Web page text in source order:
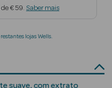
€ 59. Saber mais
lojas Wells.
suave, com extrato